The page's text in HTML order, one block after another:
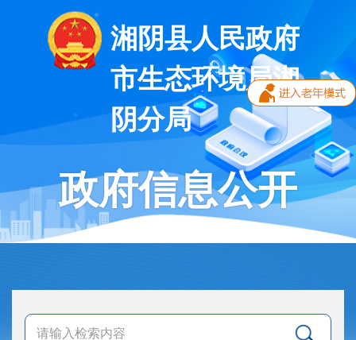
湘阴县人民政府
市生态环境局湘
阴分局
政府信息公开